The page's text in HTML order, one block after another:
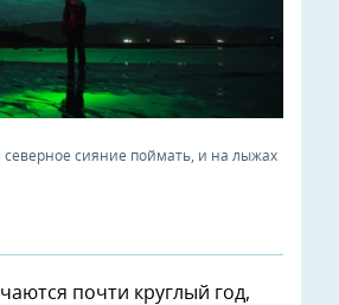
сияние поймать, и на лыжах
почти круглый год,